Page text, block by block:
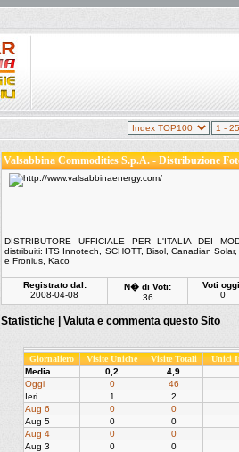
Valsabbina Commodities S.p.A. - Distribuzione
DISTRIBUTORE UFFICIALE PER L'ITALIA DEI
distribuiti: ITS Innotech, SCHOTT, Bisol, Canadian
e Fronius, Kaco
Registrato dal:
2008-04-08
N� di Voti:
36
Voti
0
Statistiche | Valuta e commenta questo Sito
Giornaliero Visite Uniche Visite Totali
Unici
Media
0,2
4,9
Oggi
0
46
Ieri
1
2
Aug 6
0
0
Aug 5
0
0
Aug 4
0
0
Aug 3
0
0